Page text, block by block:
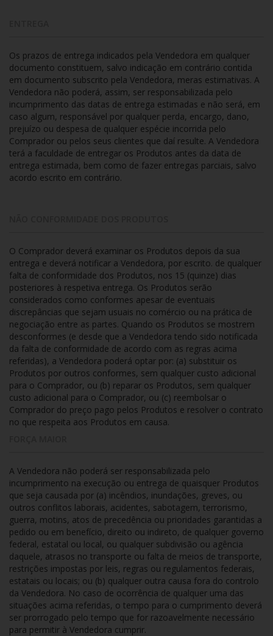
Os prazos de entrega indicados pela Vendedora em qualquer
documento constituem, salvo indicação em contrário contida
em documento subscrito pela Vendedora, meras estimativas. A
Vendedora não poderá, assim, ser responsabilizada pelo
incumprimento das datas de entrega estimadas e não será, em
caso algum, responsável por qualquer perda, encargo, dano,
prejuízo ou despesa de qualquer espécie incorrida pelo
Comprador ou pelos seus clientes que daí resulte. A Vendedora
terá a faculdade de entregar os Produtos antes da data de
entrega estimada, bem como de fazer entregas parciais, salvo
acordo escrito em contrário.
O Comprador deverá examinar os Produtos depois da sua
entrega e deverá notificar a Vendedora, por escrito. de qualquer
falta de conformidade dos Produtos, nos 15 (quinze) dias
posteriores à respetiva entrega. Os Produtos serão
considerados como conformes apesar de eventuais
discrepâncias que sejam usuais no comércio ou na prática de
negociação entre as partes. Quando os Produtos se mostrem
desconformes (e desde que a Vendedora tendo sido notificada
da falta de conformidade de acordo com as regras acima
referidas), a Vendedora poderá optar por: (a) substituir os
Produtos por outros conformes, sem qualquer custo adicional
para o Comprador, ou (b) reparar os Produtos, sem qualquer
custo adicional para o Comprador, ou (c) reembolsar o
Comprador do preço pago pelos Produtos e resolver o contrato
no que respeita aos Produtos em causa.
A Vendedora não poderá ser responsabilizada pelo
incumprimento na execução ou entrega de quaisquer Produtos
que seja causada por (a) incêndios, inundações, greves, ou
outros conflitos laborais, acidentes, sabotagem, terrorismo,
guerra, motins, atos de precedência ou prioridades garantidas a
pedido ou em benefício, direito ou indireto, de qualquer governo
federal, estatal ou local, ou qualquer subdivisão ou agência
daquele, atrasos no transporte ou falta de meios de transporte,
restrições impostas por leis, regras ou regulamentos federais,
estatais ou locais; ou (b) qualquer outra causa fora do controlo
da Vendedora. No caso de ocorrência de qualquer uma das
situações acima referidas, o tempo para o cumprimento deverá
ser prorrogado pelo tempo que for razoavelmente necessário
para permitir à Vendedora cumprir.